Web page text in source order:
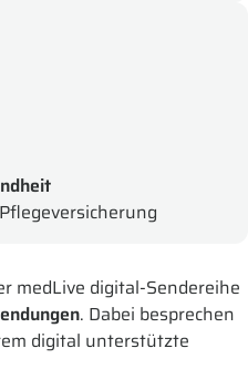
medLive digital-Sendereihe
. Dabei besprechen
digital unterstützte